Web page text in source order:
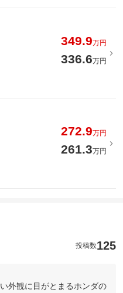
349.9万円
336.6万円
272.9万円
261.3万円
投稿数125
外観に目がとまるホンダの